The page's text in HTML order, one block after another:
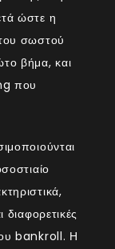
ώστε η
σωστού
βήμα, και
που
διαφορετικές
bankroll. Η